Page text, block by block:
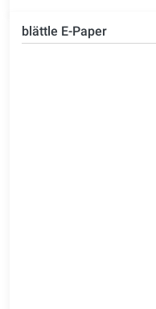
blättle E-Paper